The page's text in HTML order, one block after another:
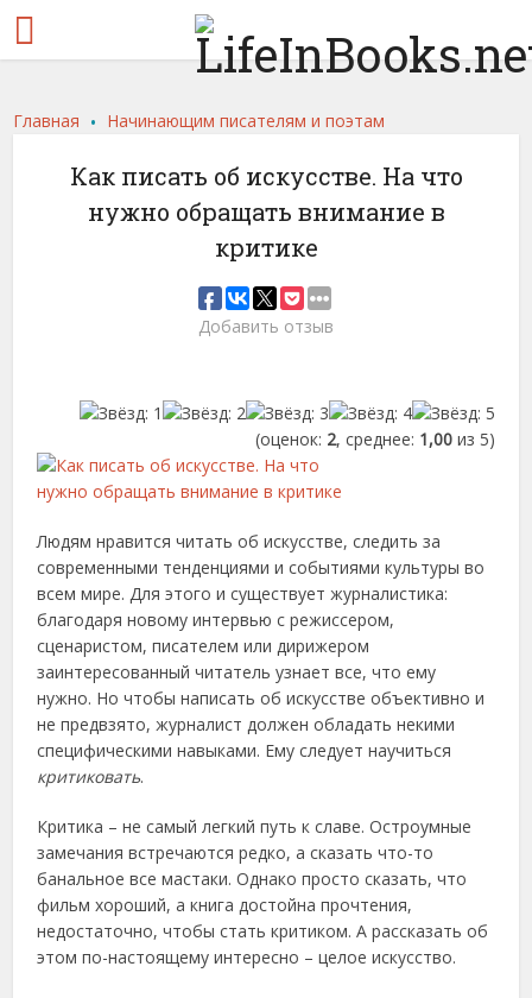
Главная . Начинающим писателям и поэтам
Как писать об искусстве. На что
нужно обращать внимание в
критике
Добавить отзыв
(оценок: 2, среднее: 1,00из 5)
Людям нравится читать об искусстве, следить за
современными тенденциями и событиями культуры во
всем мире. Для этого и существует журналистика:
благодаря новому интервью с режиссером,
сценаристом, писателем или дирижером
заинтересованный читатель узнает все, что ему
нужно. Но чтобы написать об искусстве объективно и
не предвзято, журналист должен обладать некими
специфическими навыками. Ему следует научиться
критиковать.
Критика – не самый легкий путь к славе. Остроумные
замечания встречаются редко, а сказать что-то
банальное все мастаки. Однако просто сказать, что
фильм хороший, а книга достойна прочтения,
недостаточно, чтобы стать критиком. А рассказать об
этом по-настоящему интересно – целое искусство.